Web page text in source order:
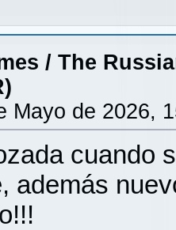
/ The
Mayo de 2026,
además